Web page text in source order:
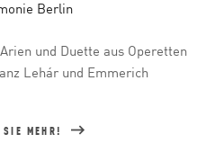
Berlin
und Duette aus Operetten
Lehár und Emmerich
SIE MEHR!